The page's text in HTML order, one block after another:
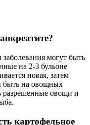
могут быть
на 2-3 бульоне
новая, затем
быть на овощных
разрешенные овощи и
картофельное